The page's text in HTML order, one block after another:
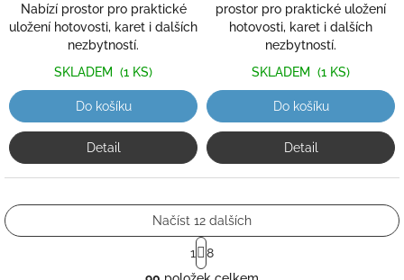
Nabízí prostor pro praktické
uložení hotovosti, karet i dalších
nezbytností.
SKLADEM (1 KS)
Do košíku
Detail
prostor pro praktické uložení
hotovosti, karet i dalších
nezbytností.
SKLADEM (1 KS)
Do košíku
Detail
O
Načíst 12 dalších
S
t
r
1
8